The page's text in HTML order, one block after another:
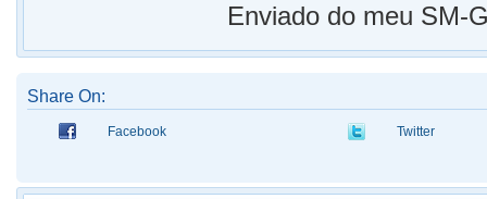
Enviado do meu SM-
Share On:
Facebook Twitter